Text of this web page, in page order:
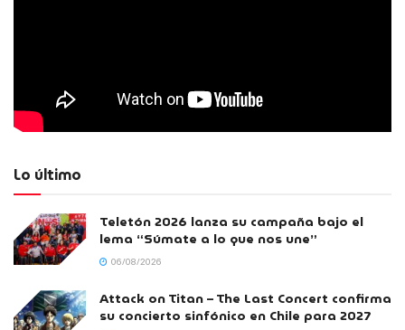
Lo último
Teletón 2026 lanza su campaña bajo el
lema “Súmate a lo que nos une”
06/08/2026
Attack on Titan – The Last Concert confirma
su concierto sinfónico en Chile para 2027